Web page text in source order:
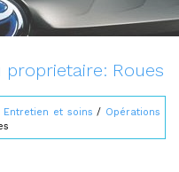
Roues
Entretien et soins / Opérations